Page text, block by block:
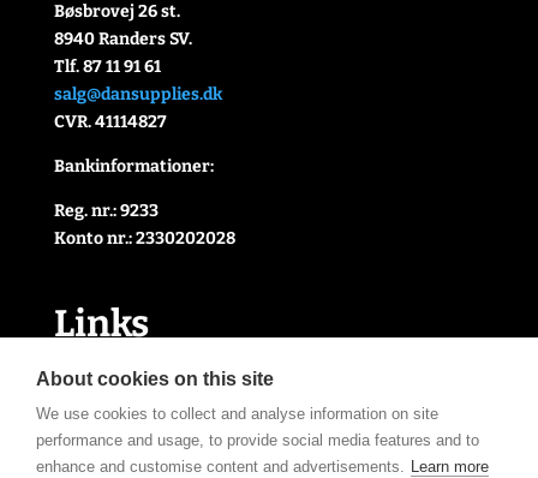
Bøsbrovej 26 st.
8940 Randers SV.
Tlf. 87 11 91 61
salg@dansupplies.dk
CVR. 41114827
Bankinformationer:
Reg. nr.: 9233
Konto nr.: 2330202028
Links
Handelsbetingelser
Kontakt Os
Om Os
About cookies on this site
We use cookies to collect and analyse information on site
performance and usage, to provide social media features and to
enhance and customise content and advertisements. Learn more